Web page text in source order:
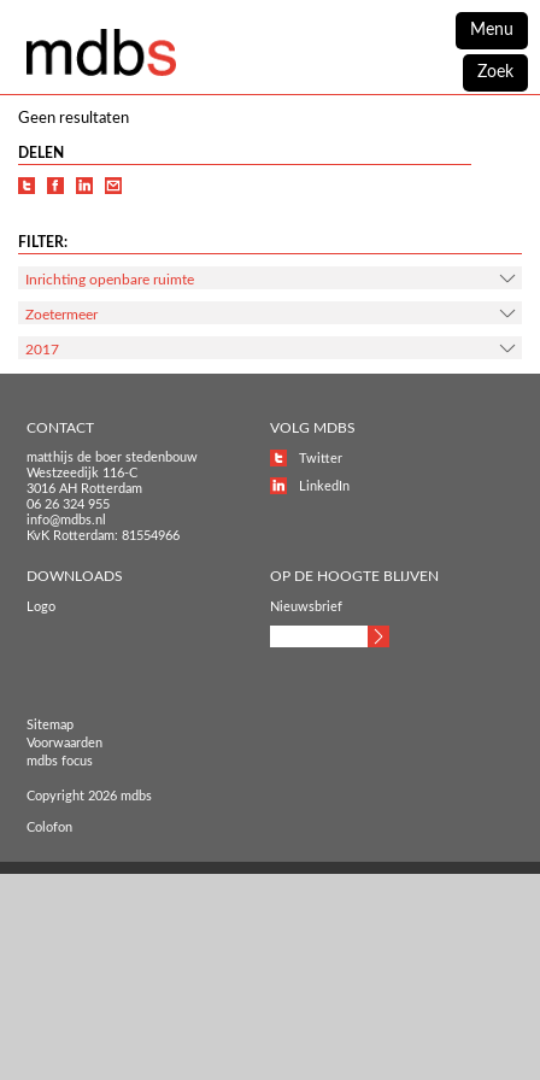
Menu
Zoek
Geen resultaten
DELEN
FILTER:
Inrichting openbare ruimte
Zoetermeer
2017
CONTACT
matthijs de boer stedenbouw
Westzeedijk 116-C
3016 AH Rotterdam
06 26 324 955
info@mdbs.nl
KvK Rotterdam: 81554966
VOLG MDBS
Twitter
LinkedIn
DOWNLOADS
Logo
OP DE HOOGTE BLIJVEN
Nieuwsbrief
Sitemap
Voorwaarden
mdbs focus
Copyright 2026 mdbs
Colofon